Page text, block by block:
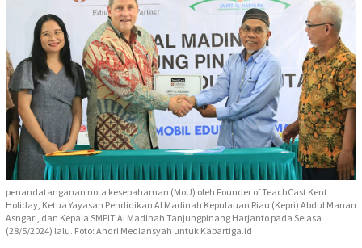
penandatanganan nota kesepahaman (MoU) oleh Founder of TeachCast Kent
Holiday, Ketua Yayasan Pendidikan Al Madinah Kepulauan Riau (Kepri) Abdul Manan
Asngari, dan Kepala SMPIT Al Madinah Tanjungpinang Harjanto pada Selasa
(28/5/2024) lalu. Foto: Andri Mediansyah untuk Kabartiga.id